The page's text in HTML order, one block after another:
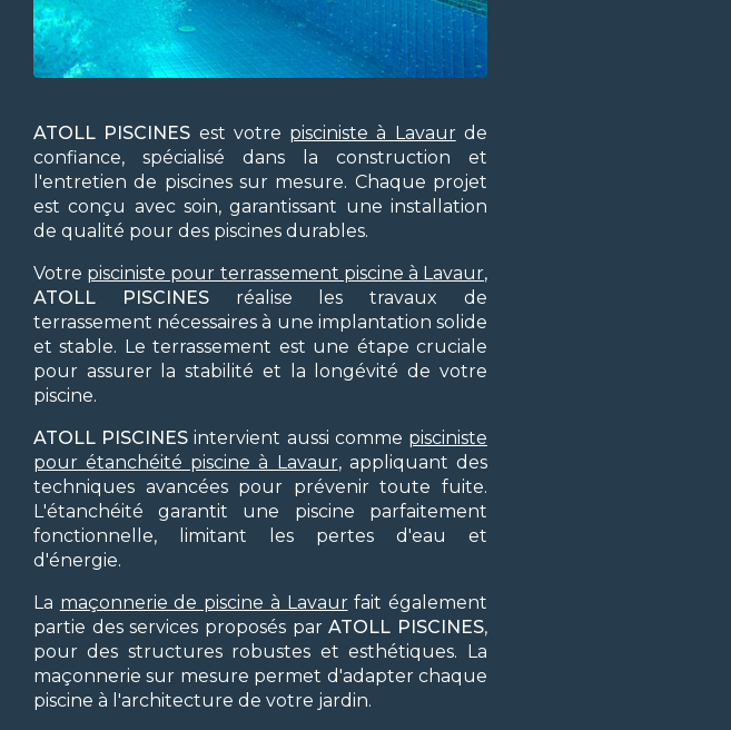
ATOLL PISCINES est votre pisciniste à Lavaurde
confiance, spécialisé dans la construction et
l'entretien de piscines sur mesure. Chaque projet
est conçu avec soin, garantissant une installation
de qualité pour des piscines durables.
Votre pisciniste pour terrassement piscine à Lavaur,
ATOLL PISCINESréalise les travaux de
terrassement nécessaires à une implantation solide
et stable. Le terrassement est une étape cruciale
pour assurer la stabilité et la longévité de votre
piscine.
ATOLL PISCINES intervient aussi comme pisciniste
pour étanchéité piscine à Lavaur, appliquant des
techniques avancées pour prévenir toute fuite.
L'étanchéité garantit une piscine parfaitement
fonctionnelle, limitant les pertes d'eau et
d'énergie.
La maçonnerie de piscine à Lavaurfait également
partie des services proposés parATOLL PISCINES,
pour des structures robustes et esthétiques. La
maçonnerie sur mesure permet d'adapter chaque
piscine à l'architecture de votre jardin.